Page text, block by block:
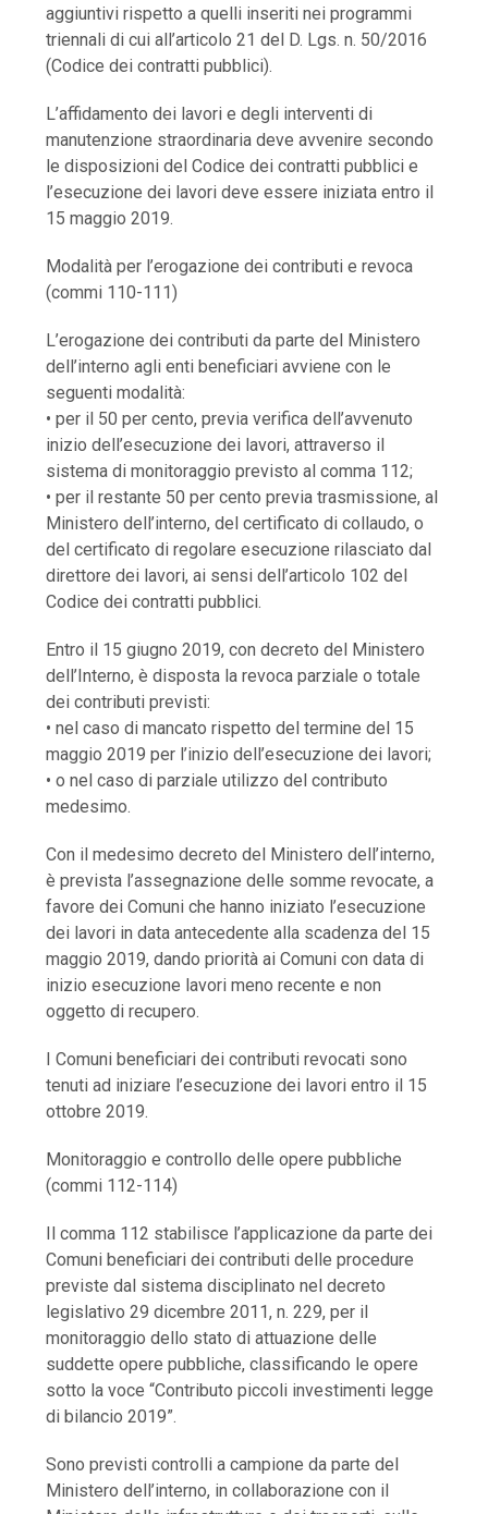
aggiuntivi rispetto a quelli inseriti nei programmi
triennali di cui all’articolo 21 del D. Lgs. n. 50/2016
(Codice dei contratti pubblici).
L’affidamento dei lavori e degli interventi di
manutenzione straordinaria deve avvenire secondo
le disposizioni del Codice dei contratti pubblici e
l’esecuzione dei lavori deve essere iniziata entro il
15 maggio 2019.
Modalità per l’erogazione dei contributi e revoca
(commi 110-111)
L’erogazione dei contributi da parte del Ministero
dell’interno agli enti beneficiari avviene con le
seguenti modalità:
• per il 50 per cento, previa verifica dell’avvenuto
inizio dell’esecuzione dei lavori, attraverso il
sistema di monitoraggio previsto al comma 112;
• per il restante 50 per cento previa trasmissione, al
Ministero dell’interno, del certificato di collaudo, o
del certificato di regolare esecuzione rilasciato dal
direttore dei lavori, ai sensi dell’articolo 102 del
Codice dei contratti pubblici.
Entro il 15 giugno 2019, con decreto del Ministero
dell’Interno, è disposta la revoca parziale o totale
dei contributi previsti:
• nel caso di mancato rispetto del termine del 15
maggio 2019 per l’inizio dell’esecuzione dei lavori;
• o nel caso di parziale utilizzo del contributo
medesimo.
Con il medesimo decreto del Ministero dell’interno,
è prevista l’assegnazione delle somme revocate, a
favore dei Comuni che hanno iniziato l’esecuzione
dei lavori in data antecedente alla scadenza del 15
maggio 2019, dando priorità ai Comuni con data di
inizio esecuzione lavori meno recente e non
oggetto di recupero.
I Comuni beneficiari dei contributi revocati sono
tenuti ad iniziare l’esecuzione dei lavori entro il 15
ottobre 2019.
Monitoraggio e controllo delle opere pubbliche
(commi 112-114)
Il comma 112 stabilisce l’applicazione da parte dei
Comuni beneficiari dei contributi delle procedure
previste dal sistema disciplinato nel decreto
legislativo 29 dicembre 2011, n. 229, per il
monitoraggio dello stato di attuazione delle
suddette opere pubbliche, classificando le opere
sotto la voce “Contributo piccoli investimenti legge
di bilancio 2019”.
Sono previsti controlli a campione da parte del
Ministero dell’interno, in collaborazione con il